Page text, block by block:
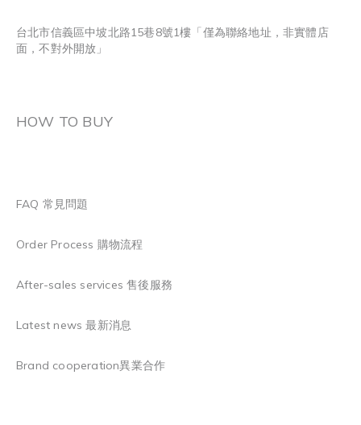
台北市信義區中坡北路15巷8號1樓「僅為聯絡地址，非實體店
面，不對外開放」
HOW TO BUY
FAQ 常見問題
Order Process 購物流程
After-sales services 售後服務
Latest news 最新消息
Brand cooperation異業合作